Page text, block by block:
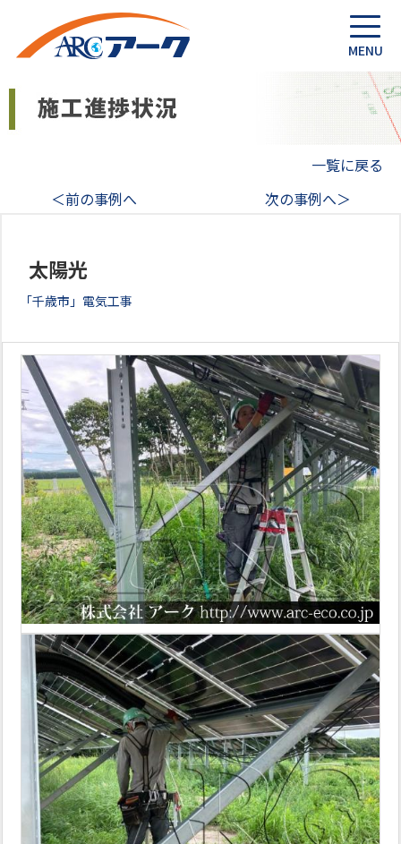
一覧に戻る
＜前の事例へ
次の事例へ＞
太陽光
「千歳市」電気工事